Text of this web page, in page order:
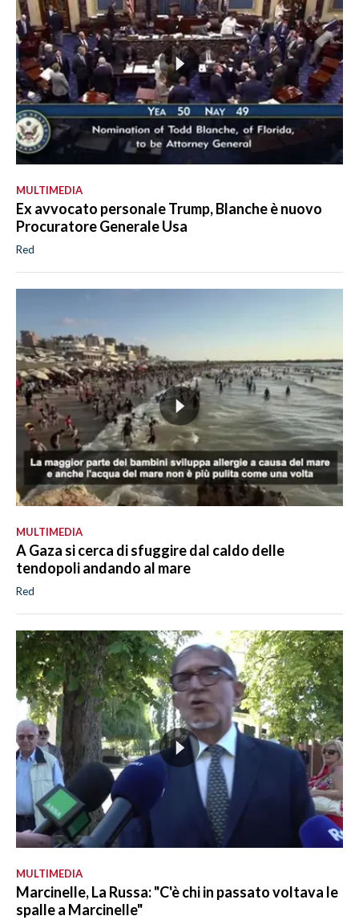
MULTIMEDIA
Ex avvocato personale Trump, Blanche è nuovo
Procuratore Generale Usa
Red
MULTIMEDIA
A Gaza si cerca di sfuggire dal caldo delle
tendopoli andando al mare
Red
MULTIMEDIA
Marcinelle, La Russa: "C'è chi in passato voltava le
spalle a Marcinelle"